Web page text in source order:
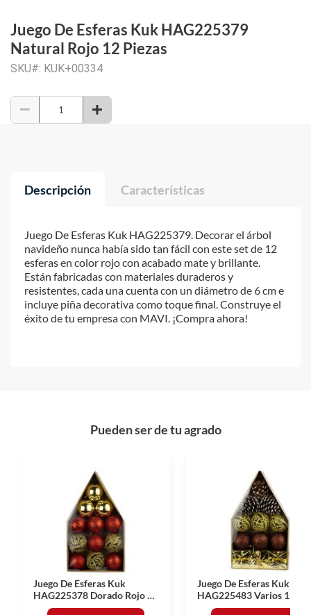
Juego De Esferas Kuk HAG225379
Natural Rojo 12 Piezas
SKU#: KUK+00334
Descripción Características
Juego De Esferas Kuk HAG225379. Decorar el árbol
navideño nunca había sido tan fácil con este set de 12
esferas en color rojo con acabado mate y brillante.
Están fabricadas con materiales duraderos y
resistentes, cada una cuenta con un diámetro de 6 cm e
incluye piña decorativa como toque final. Construye el
éxito de tu empresa con MAVI. ¡Compra ahora!
Pueden ser de tu agrado
Juego De Esferas Kuk
HAG225378 Dorado Rojo 12
Piezas
Juego De Esferas Kuk
HAG225483 Varios 12
Piezas